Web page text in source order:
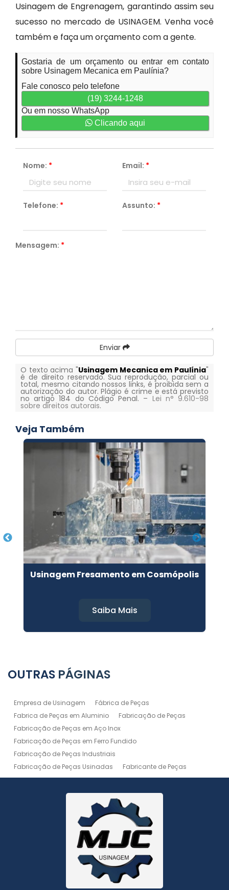
Usinagem de Engrenagem, garantindo assim seu
sucesso no mercado de USINAGEM. Venha você
também e faça um orçamento com a gente.
Gostaria de um orçamento ou entrar em contato
sobre Usinagem Mecanica em Paulínia?
Fale conosco pelo telefone
(19) 3244-1248
Ou em nosso WhatsApp
Clicando aqui
Nome: * Email: *
Telefone: * Assunto: *
Mensagem: *
Enviar
O texto acima "Usinagem Mecanica em Paulínia"
é de direito reservado. Sua reprodução, parcial ou
total, mesmo citando nossos links, é proibida sem a
autorização do autor. Plágio é crime e está previsto
no artigo 184 do Código Penal. – Lei n° 9.610-98
sobre direitos autorais.
Veja Também
Usinagem Fresamento em Cosmópolis
Saiba Mais
OUTRAS PÁGINAS
Empresa de Usinagem
Fábrica de Peças
Fabrica de Peças em Aluminio
Fabricação de Peças
Fabricação de Peças em Aço Inox
Fabricação de Peças em Ferro Fundido
Fabricação de Peças Industriais
Fabricação de Peças Usinadas
Fabricante de Peças
Fabricante de Peças de Máquinas
Manutenção de Máquina
Peças Usinadas
Serviço de Soldagem
Serviço de Usinagem
Serviço de Usinagem Pesada
Serviços de Usinagem CNC
Serviços de Usinagem de Peças
Serviços de Usinagem Tornearia e Solda
Usinagem
Usinagem Aluminio
Usinagem de Alta Precisão
Usinagem de Alumínio